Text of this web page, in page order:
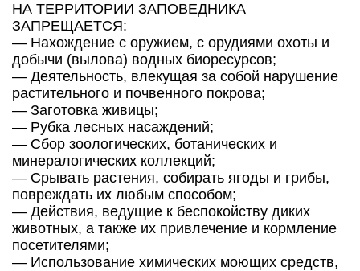
НА ТЕРРИТОРИИ ЗАПОВЕДНИКА
ЗАПРЕЩАЕТСЯ:
— Нахождение с оружием, с орудиями охоты и
добычи (вылова) водных биоресурсов;
— Деятельность, влекущая за собой нарушение
растительного и почвенного покрова;
— Заготовка живицы;
— Рубка лесных насаждений;
— Сбор зоологических, ботанических и
минералогических коллекций;
— Срывать растения, собирать ягоды и грибы,
повреждать их любым способом;
— Действия, ведущие к беспокойству диких
животных, а также их привлечение и кормление
посетителями;
— Использование химических моющих средств,